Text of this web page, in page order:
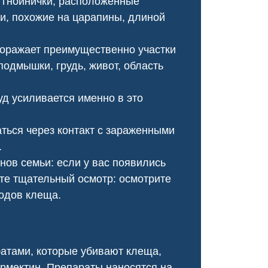
обработку, и теперь
похожие на царапины, длиной
преимущественно участки
грудь, живот, область
усиливается именно в это
через контакт с зараженными
семьи: если у вас появились
тщательный осмотр: осмотрите
клеща.
которые убивают клеща,